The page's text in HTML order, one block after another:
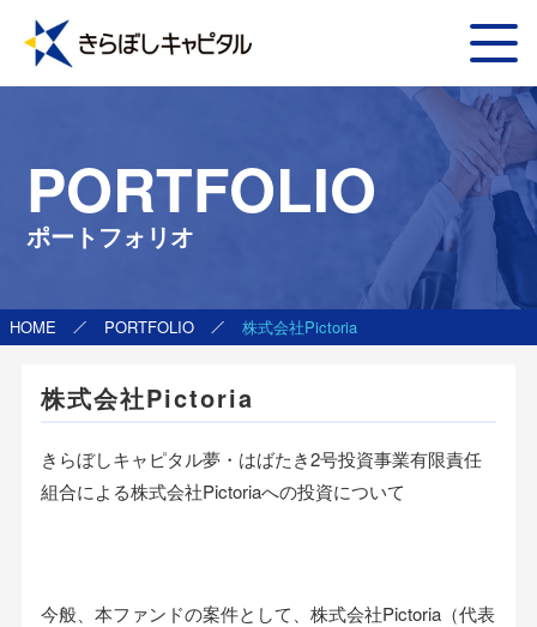
PORTFOLIO
ポートフォリオ
HOME PORTFOLIO 株式会社Pictoria
株式会社Pictoria
きらぼしキャピタル夢・はばたき2号投資事業有限責任
組合による株式会社Pictoriaへの投資について
今般、本ファンドの案件として、株式会社Pictoria（代表